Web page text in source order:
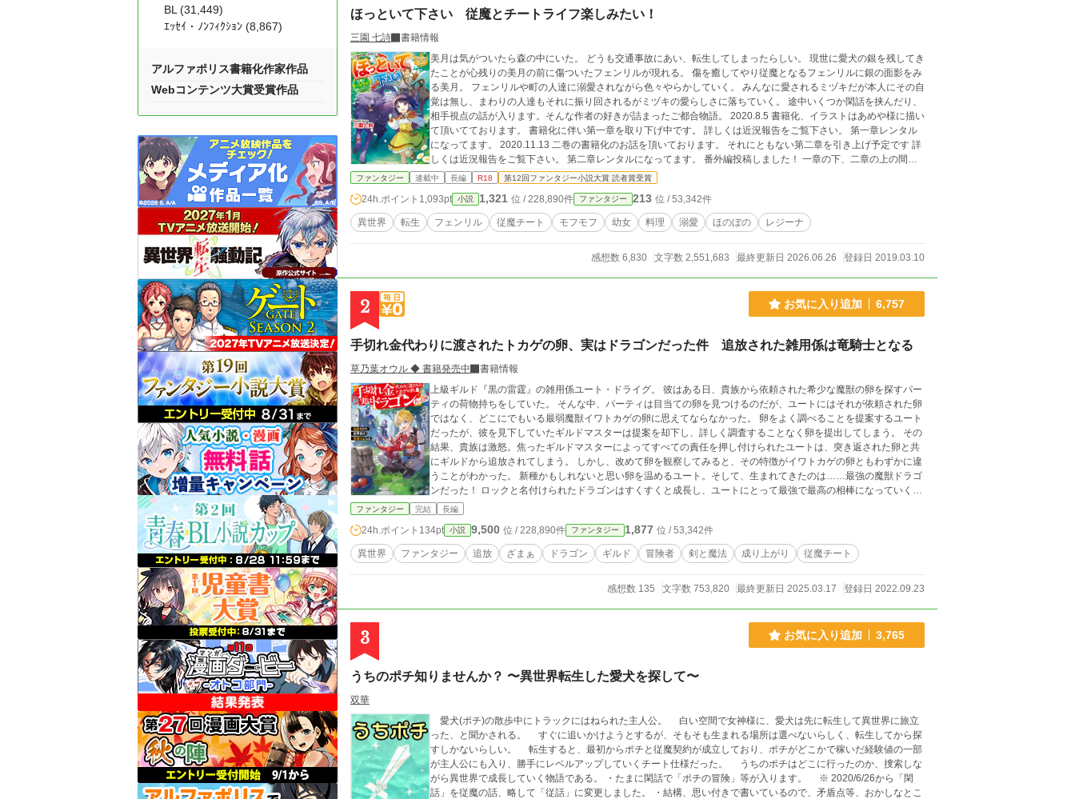
ほっといて下さい 従魔とチートライフ楽しみたい！
三園 七詩
書籍情報
美月は気がついたら森の中にいた。 どうも交通事故にあい、転生してしまったらしい。 現世に愛犬の銀を残してき
たことが心残りの美月の前に傷ついたフェンリルが現れる。 傷を癒してやり従魔となるフェンリルに銀の面影をみ
る美月。 フェンリルや町の人達に溺愛されながら色々やらかしていく。 みんなに愛されるミヅキだが本人にその自
覚は無し、まわりの人達もそれに振り回されるがミヅキの愛らしさに落ちていく。 途中いくつか閑話を挟んだり、
相手視点の話が入ります。そんな作者の好きが詰まったご都合物語。 2020.8.5 書籍化、イラストはあめや様に描い
て頂いてております。 書籍化に伴い第一章を取り下げ中です。 詳しくは近況報告をご覧下さい。 第一章レンタル
になってます。 2020.11.13 二巻の書籍化のお話を頂いております。 それにともない第二章を引き上げ予定です 詳
しくは近況報告をご覧下さい。 第二章レンタルになってます。 番外編投稿しました！ 一章の下、二章の上の間に
番外編の枠がありますのでそこからどうぞ(*^^*) 2021.2.23 3月2日よりコミカライズが連載開始します。 鳴希りお
がどうなったのかとの意見が多かったので…前に投稿してカットになった部分を公開します。人物紹介の下に投稿
されていると思うので気になる方は見てください。
ファンタジー 連載中 長編 R18 第12回ファンタジー小説大賞 読者賞受賞
24h.ポイント 1,093pt 小説 1,321 位 / 228,890件 ファンタジー 213 位 / 53,342件
異世界 転生 フェンリル 従魔チート モフモフ 幼女 料理 溺愛 ほのぼの レジーナ
感想数 6,830 文字数 2,551,683 最終更新日 2026.06.26 登録日 2019.03.10
2 お気に入り追加 6,757
手切れ金代わりに渡されたトカゲの卵、実はドラゴンだった件 追放された雑用係は竜騎士となる
草乃葉オウル ◆ 書籍発売中
書籍情報
上級ギルド『黒の雷霆』の雑用係ユート・ドライグ。 彼はある日、貴族から依頼された希少な魔獣の卵を探すパー
ティの荷物持ちをしていた。 そんな中、パーティは目当ての卵を見つけるのだが、ユートにはそれが依頼された卵
ではなく、どこにでもいる最弱魔獣イワトカゲの卵に思えてならなかった。 卵をよく調べることを提案するユート
だったが、彼を見下していたギルドマスターは提案を却下し、詳しく調査することなく卵を提出してしまう。 その
結果、貴族は激怒。焦ったギルドマスターによってすべての責任を押し付けられたユートは、突き返された卵と共
にギルドから追放されてしまう。 しかし、改めて卵を観察してみると、その特徴がイワトカゲの卵ともわずかに違
うことがわかった。 新種かもしれないと思い卵を温めるユート。そして、生まれてきたのは……最強の魔獣ドラゴ
ンだった！ ロックと名付けられたドラゴンはすくすくと成長し、ユートにとって最強で最高の相棒になっていく。
その後、新たなギルド、新たな仲間にも恵まれ、やがて彼は『竜騎士』としてその名を世界に轟かせることにな
にその名声を失っていく……。 ＝＝＝＝＝＝＝＝＝＝＝＝＝＝＝＝＝＝＝＝＝ アルファポリス様から書籍化して
います！ ★★★★★第１〜４巻発売中！★★★★★ ★★★コミカライズ第１巻発売中！★★★ ＝＝＝＝＝＝
＝＝＝＝＝＝＝＝＝＝＝＝＝＝＝
ファンタジー 完結 長編
24h.ポイント 134pt 小説 9,500 位 / 228,890件 ファンタジー 1,877 位 / 53,342件
異世界 ファンタジー 追放 ざまぁ ドラゴン ギルド 冒険者 剣と魔法 成り上がり 従魔チート
感想数 135 文字数 753,820 最終更新日 2025.03.17 登録日 2022.09.23
3 お気に入り追加 3,765
うちのポチ知りませんか？ 〜異世界転生した愛犬を探して〜
双華
愛犬(ポチ)の散歩中にトラックにはねられた主人公。 白い空間で女神様に、愛犬は先に転生して異世界に旅立
った、と聞かされる。 すぐに追いかけようとするが、そもそも生まれる場所は選べないらしく、転生してから探
すしかないらしい。 転生すると、最初からポチと従魔契約が成立しており、ポチがどこかで稼いだ経験値の一部
が主人公にも入り、勝手にレベルアップしていくチート仕様だった。 うちのポチはどこに行ったのか、捜索しな
がら異世界で成長していく物語である。 ・たまに閑話で「ポチの冒険」等が入ります。 ※ 2020/6/26から「閑
話」を従魔の話、略して「従話」に変更しました。 ・結構、思い付きで書いているので、矛盾点等、おかしなとこ
BL (31,449)
ｴｯｾｲ・ﾉﾝﾌｨｸｼｮﾝ (8,867)
アルファポリス書籍化作家作品
Webコンテンツ大賞受賞作品